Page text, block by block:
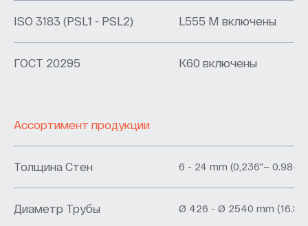
ISO 3183 (PSL1 - PSL2) L555 M включены
ГОСТ 20295 K60 включены
Ассортимент продукции
Толщина Стен 6 - 24 mm (0,236"– 0.984")
Диаметр Трубы Ø 426 - Ø 2540 mm (16.8"